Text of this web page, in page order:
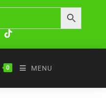
0 MENU